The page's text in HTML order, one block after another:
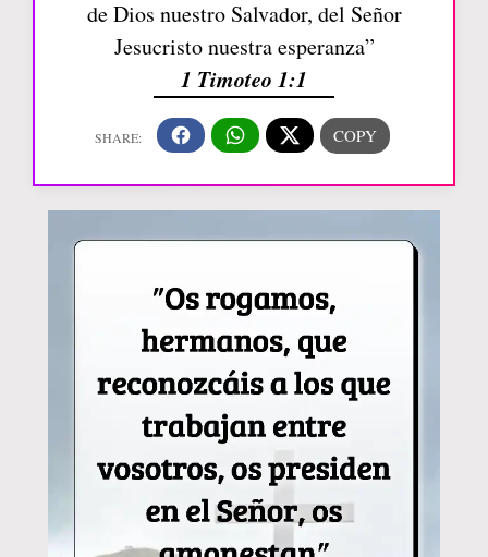
de Dios nuestro Salvador, del Señor
Jesucristo nuestra esperanza”
1 Timoteo 1:1